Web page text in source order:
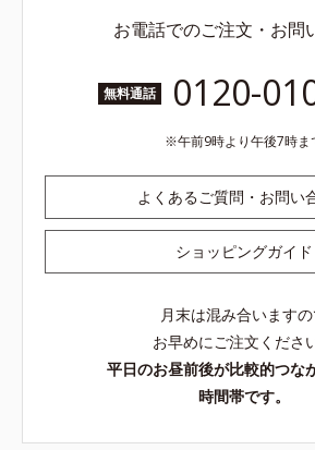
お電話でのご注文・お問
無料通話 0120-
午前9時より午後7時ま
よくあるご質問・お問い
ショッピングガイド
月末は混み合います
お早めにご注文ください
平日のお昼前後が比較的つな
時間帯です。